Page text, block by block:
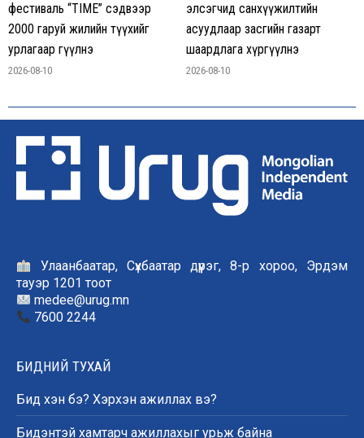
фестиваль “TIME” сэдвээр
2000 гаруй жилийн түүхийг
урлагаар өгүүлнэ
2026-08-10
элсэгчид санхүүжилтийн
асуудлаар засгийн газарт
шаардлага хүргүүлнэ
2026-08-10
Улаанбаатар, Сүхбаатар дүүрэг, 8-р хороо, Эрдэм
тауэр 1201 тоот
medee@urug.mn
7600 2244
БИДНИЙ ТУХАЙ
Бид хэн бэ? Хэрхэн ажиллах вэ?
Бидэнтэй хамтарч ажиллахыг урьж байна